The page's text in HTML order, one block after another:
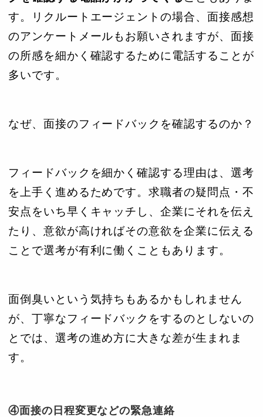
す。リクルートエージェントの場合、面接感想
のアンケートメールもお願いされますが、面接
の所感を細かく確認するために電話することが
多いです。
なぜ、面接のフィードバックを確認するのか？
フィードバックを細かく確認する理由は、選考
を上手く進めるためです。求職者の疑問点・不
安点をいち早くキャッチし、企業にそれを伝え
たり、意欲が高ければその意欲を企業に伝える
ことで選考が有利に働くこともあります。
面倒臭いという気持ちもあるかもしれません
が、丁寧なフィードバックをするのとしないの
とでは、選考の進め方に大きな差が生まれま
す。
④面接の日程変更などの緊急連絡